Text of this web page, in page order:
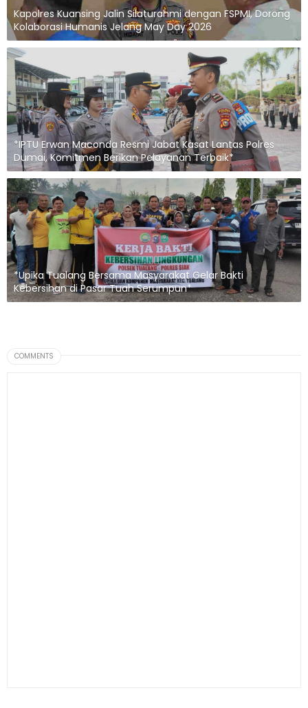
Kapolres Kuansing Jalin Silaturahmi dengan FSPMI, Dorong
Kolaborasi Humanis Jelang May Day 2026
*IPTU Erwan Maconda Resmi Jabat Kasat Lantas Polres
Dumai, Komitmen Berikan Pelayanan Terbaik*
*Upika Tualang Bersama Masyarakat Gelar Bakti
Kebersihan di Pasar Tuah Serumpun*
COMMENTS